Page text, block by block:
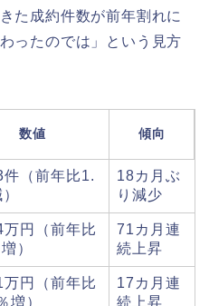
た成約件数が前年割れに
ったのでは」という見方
数値 傾向
（前年比1.
18カ月ぶ
り減少
円（前年比
）
71カ月連
続上昇
円（前年比
増）
17カ月連
続上昇